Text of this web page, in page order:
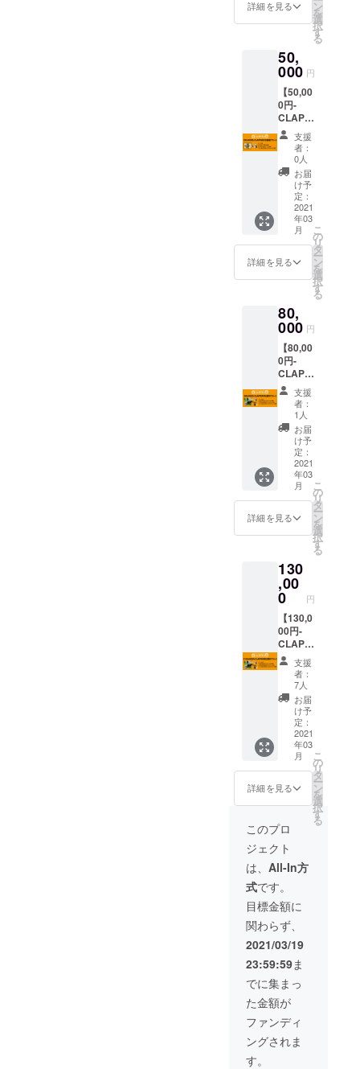
ロン様
ER入り
口に掲
載
※「支援
時、必
ず備考
欄にご
希望の
お名前
をご記
入くだ
さい。
第三者
を特定
する内
序良俗
に反す
をお断
りする
可能性
がござ
いま
す。」
ティー
メリカ
村
CLAPP
ER開催
予定で
す。 ※
スケ
ジュー
ルはパ
トロン
様と応
相談で
す。 ※
ライブ
時間は
30分(6
曲～７
前に
セット
リスト
を決め
ていた
だきま
す。 ※
どんな
曲でも
頑張っ
て挑戦
しま
す。 ※
パトロ
ン様の
ン開催
場所ま
それに
伴う宿
泊費は
パトロ
ン様負
担とな
りま
す。 ※
ぬりか
べとは
CLAPP
ERス
タッ
フ、
HiGE&
ナオで
為だけ
にぬり
かべが
ンライ
ブしま
す! ・パ
トロン
様2人に
ぬりか
べがラ
イブ行
いま
す。 ・
ライブ
後にぬ
りかべ
とピザ
パー
ティー
(一緒に
ジュー
ルはパ
トロン
様と応
相談で
す。 ※
ライブ
時間は
40分(8
曲～10
曲)でパ
トロン
様に事
前に
セット
リスト
を決め
（どん
な曲で
も頑
張って
挑戦し
ま
す。）
※パトロ
ン様の
リター
ン開催
場所ま
での交
通費と
それに
伴う宿
泊費は
パトロ
りま
ぬりか
べとは
CLAPP
ERス
タッ
フ、
HiGE&
ナオで
詳細を見る ン
を
選
択
す
る
50,
000 円
【50,00
0円-
CLAPP
ER行き
放題プ
ラン-】
-リター
ン内
容-
CLAPP
ERに1
年間行
き放
題！ ・
CLAPP
ER1年
リーパ
スご提
供。 ・
パトロ
ン様の
お名前
を
CLAPP
ER入り
口に掲
CLAPP
ER1年
間フ
リーパ
スプレ
ゼン
購入者
本人様
のみ使
用可能
です。
※有効期
限はご
来店か
ら１年
となり
ます。
※お連れ
様1名様
まで入
場無料
でご案
内可。
※ソール
込まれ
るイベ
ント・
結婚
パー
ティー
などの
プライ
ベート
イベン
トには
適用さ
れませ
んので
あらか
じめ ご
了承く
ださ
支援
者：
0人
お届
け予
定：
2021
年03
月
詳細を見る
こ
の
リ
タ
ー
ン
を
選
択
す
る
80,
000 円
【80,00
0円-
CLAPP
ER平日
貸切プ
ラン-】
-リター
ン内
容- ・
CLAPP
ERを平
(14:00
〜
22:00)
貸切
年4月か
ら1回の
み使用
可能に
なりま
す。 ※
使用期
限は2年
間、
2021年
4月から
2023年
4月まで
ご使用
頂けま
す。 ※
クラウ
ドファ
ンディ
ングの
特別割
引チ
ケット
になり
ますの
で、別
途必要
になる
費用は
ありま
せん。
※お届け
はメー
ルにて
ご連絡
になり
ます。
ホール
支援
者：
1人
お届
け予
定：
2021
年03
月
詳細を見る
こ
の
リ
タ
ー
ン
を
選
択
す
る
130
,00
0 円
【130,0
00円-
CLAPP
ER休日
貸切プ
ラン-】
-リター
ン内
容- ・
CLAPP
ERを休
(14:00
〜
22:00)
貸切
※2021
年4月か
ら1回の
み使用
可能に
なりま
す。 ※
使用期
限は2年
間、
2021年
4月から
2023年
4月まで
ご使用
頂けま
す。 ※
クラウ
支援
者：
7人
お届
け予
定：
2021
年03
月
詳細を見る
こ
の
リ
タ
ー
ン
を
選
択
す
る
このプロ
ジェクト
は、 All-In方
式です。
目標金額に
関わらず、
2021/03/19
23:59:59ま
でに集まっ
た金額が
ファンディ
ングされま
す。